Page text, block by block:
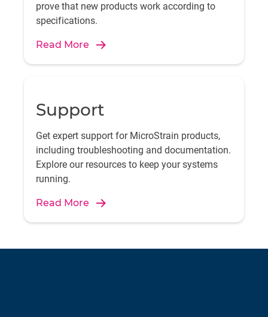
prove that new products work according to
specifications.
Read More
Support
Get expert support for MicroStrain products,
including troubleshooting and documentation.
Explore our resources to keep your systems
running.
Read More